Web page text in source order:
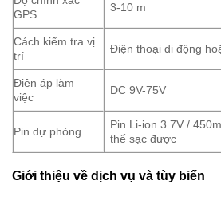
GPS
3-10 m
Cách kiểm tra vị
trí
Điện thoại di động
Điện áp làm
việc
DC 9V-75V
Pin dự phòng
Pin Li-ion 3.7V /
thể sạc được
Giới thiệu về dịch vụ và tùy biến